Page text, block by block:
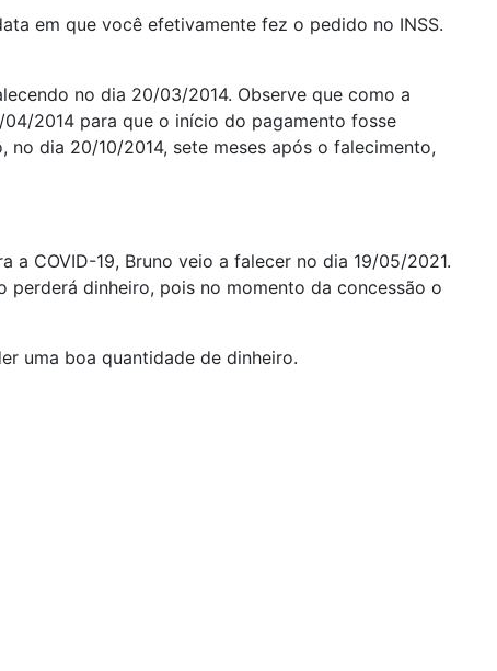
em que você efetivamente fez o pedido no INSS.
no dia 20/03/2014. Observe que como a
2014 para que o início do pagamento fosse
no dia 20/10/2014, sete meses após o falecimento,
COVID-19, Bruno veio a falecer no dia 19/05/2021.
dinheiro, pois no momento da concessão o
uma boa quantidade de dinheiro.